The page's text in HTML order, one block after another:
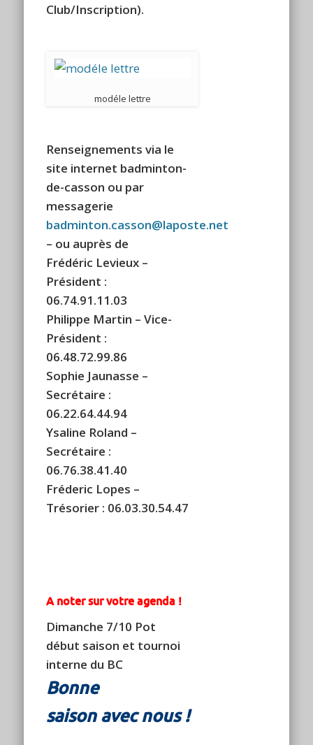
Club/Inscription).
modéle lettre
Renseignementsvia le
site internet badminton-
de-casson ou par
messagerie
badminton.casson@laposte.net
– ou auprès de
Frédéric Levieux –
Président :
06.74.91.11.03
Philippe Martin – Vice-
Président :
06.48.72.99.86
Sophie Jaunasse –
Secrétaire :
06.22.64.44.94
Ysaline Roland –
Secrétaire :
06.76.38.41.40
Fréderic Lopes –
Trésorier : 06.03.30.54.47
A noter sur votre agenda !
Dimanche 7/10 Pot
début saison et tournoi
interne du BC
Bonne
saisonavec nous !